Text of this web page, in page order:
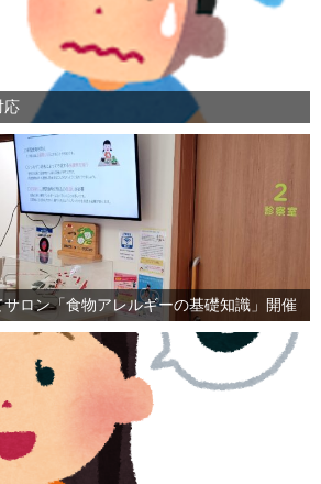
応
ロン「食物アレルギーの基礎知識」開催